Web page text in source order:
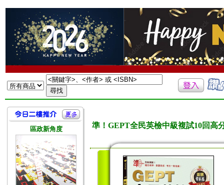
區政新角度 準！GEPT全民英檢中級複試10回高